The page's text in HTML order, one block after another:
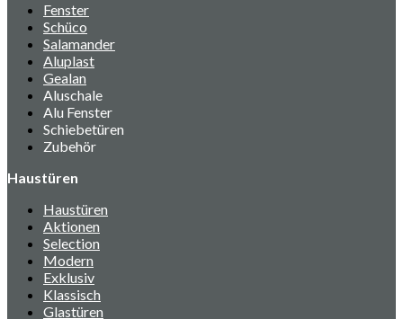
Fenster
Schüco
Salamander
Aluplast
Gealan
Aluschale
Alu Fenster
Schiebetüren
Zubehör
Haustüren
Haustüren
Aktionen
Selection
Modern
Exklusiv
Klassisch
Glastüren